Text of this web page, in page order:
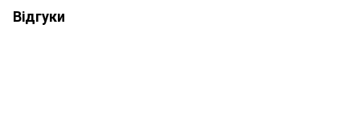
Відгуки